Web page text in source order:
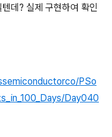
데? 실제 구현하여 확인
PSo
Day040